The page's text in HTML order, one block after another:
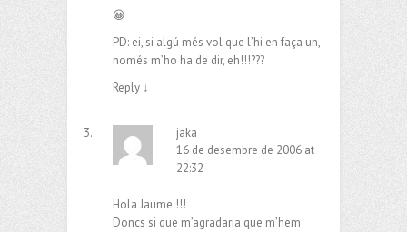
😀
PD: ei, si algú més vol que l’hi en faça un,
només m’ho ha de dir, eh!!!???
Reply ↓
jaka
16 de desembre de 2006 at
22:32
Hola Jaume !!!
Doncs si que m’agradaria que m’hem